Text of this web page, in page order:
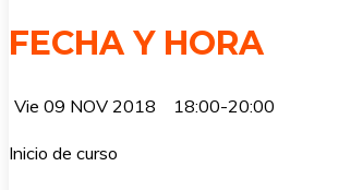
FECHA Y HORA
Vie 09 NOV 2018 18:00-20:00
Inicio de curso